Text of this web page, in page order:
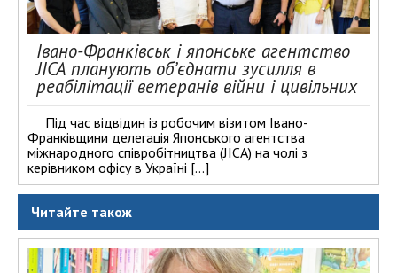
Івано-Франківськ і японське агентство
JICA планують об’єднати зусилля в
реабілітації ветеранів війни і цивільних
Під час відвідин із робочим візитом Івано-
Франківщини делегація Японського агентства
міжнародного співробітництва (JICA) на чолі з
керівником офісу в Україні […]
Читайте також